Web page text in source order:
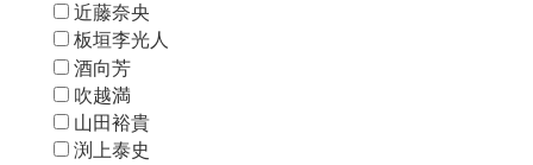
近藤奈央
板垣李光人
酒向芳
吹越満
山田裕貴
渕上泰史